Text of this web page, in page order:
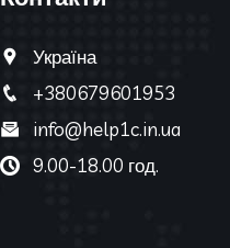
Україна
+380679601953
info@help1c.in.ua
9.00-18.00 год.